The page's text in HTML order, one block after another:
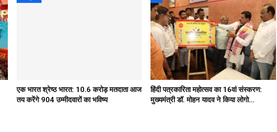
एक भारत श्रेष्ठ भारत: 10.6 करोड़ मतदाता आज
तय करेंगे 904 उम्मीदवारों का भविष्य
हिंदी पत्रकारिता महोत्सव का 16वां संस्करण:
मुख्यमंत्री डॉ. मोहन यादव ने किया लोगो…